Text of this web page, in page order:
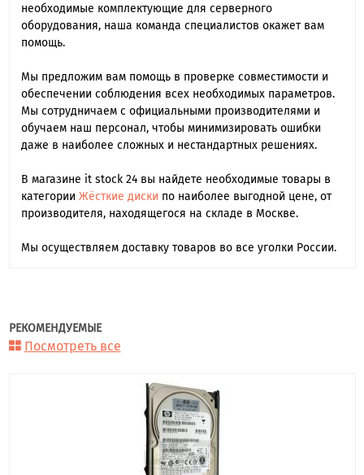
необходимые комплектующие для серверного
оборудования, наша команда специалиcтов окажет вам
помощь.
Мы предложим вам помощь в проверке совместимости и
обеспечении соблюдения всех необходимых параметров.
Мы сотрудничаем с официальными производителями и
обучаем наш персонал, чтобы минимизировать ошибки
даже в наиболее сложных и нестандартных решениях.
В магазине it stock 24 вы найдете необходимые товары в
категории Жёсткие диски по наиболее выгодной цене, от
производителя, находящегося на складе в Москве.
Мы осуществляем доставку товаров во все уголки России.
РЕКОМЕНДУЕМЫЕ
Посмотреть все